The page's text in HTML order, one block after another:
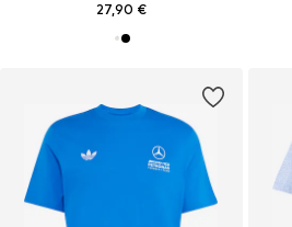
27,90 €